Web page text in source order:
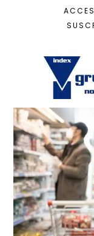
aumento de